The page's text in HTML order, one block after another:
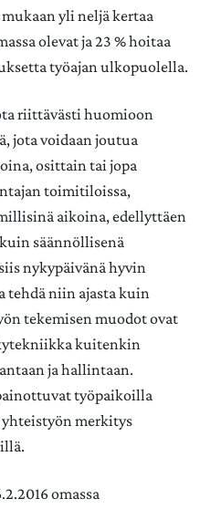
yli neljä kertaa
olevat ja 23 % hoitaa
työajan ulkopuolella.
riittävästi huomioon
jota voidaan joutua
osittain tai jopa
toimitiloissa,
aikoina, edellyttäen
säännöllisenä
nykypäivänä hyvin
tehdä niin ajasta kuin
tekemisen muodot ovat
kuitenkin
ja hallintaan.
työpaikoilla
merkitys
omassa